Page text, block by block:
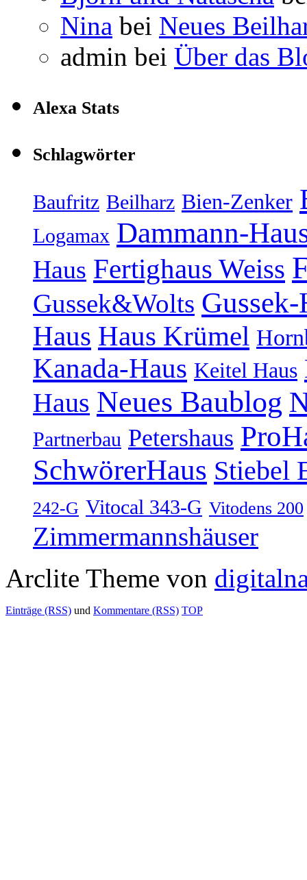
Nina bei Neues
admin bei Über das
Alexa Stats
Schlagwörter
Baufritz Beilharz Bien-Zenker
Logamax Dammann-
Haus Fertighaus Weiss
Gussek&Wolts Gussek-
Haus Haus Krümel
Kanada-Haus Keitel Haus
Haus Neues Baublog
Partnerbau Petershaus
SchwörerHaus Stiebel
242-G Vitocal 343-G Vitodens 200
Zimmermannshäuser
Arclite Theme von
Einträge (RSS) und Kommentare (RSS) TOP